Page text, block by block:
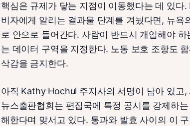
핵심은 규제가 닿는 지점이 이동했다는 데 있다
비자에게 알리는 결과물 단계를 겨눴다면, 뉴욕
로 안으로 들어간다. 사람이 반드시 개입해야
는 데이터 구역을 지정한다. 노동 보호 조항도
삭감을 금지한다.
아직 Kathy Hochul 주지사의 서명이 남아 있고
뉴스출판협회는 편집국에 특정 공시를 강제하
해한다며 맞서고 있다. 통과와 발효 사이의 이